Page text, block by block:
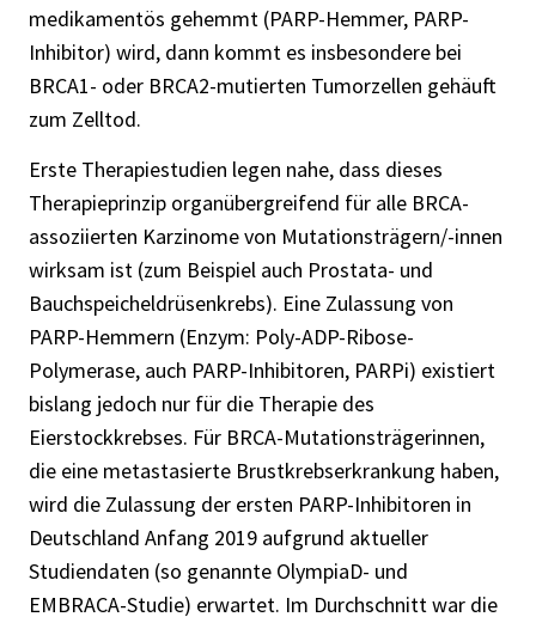
medikamentös gehemmt (PARP-Hemmer, PARP-
Inhibitor) wird, dann kommt es insbesondere bei
BRCA1- oder BRCA2-mutierten Tumorzellen gehäuft
zum Zelltod.
Erste Therapiestudien legen nahe, dass dieses
Therapieprinzip organübergreifend für alle BRCA-
assoziierten Karzinome von Mutationsträgern/-innen
wirksam ist (zum Beispiel auch Prostata- und
Bauchspeicheldrüsenkrebs). Eine Zulassung von
PARP-Hemmern (Enzym: Poly-ADP-Ribose-
Polymerase, auch PARP-Inhibitoren, PARPi) existiert
bislang jedoch nur für die Therapie des
Eierstockkrebses. Für BRCA-Mutationsträgerinnen,
die eine metastasierte Brustkrebserkrankung haben,
wird die Zulassung der ersten PARP-Inhibitoren in
Deutschland Anfang 2019 aufgrund aktueller
Studiendaten (so genannte OlympiaD- und
EMBRACA-Studie) erwartet. Im Durchschnitt war die